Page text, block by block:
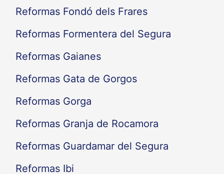
Reformas Fondó dels Frares
Reformas Formentera del Segura
Reformas Gaianes
Reformas Gata de Gorgos
Reformas Gorga
Reformas Granja de Rocamora
Reformas Guardamar del Segura
Reformas Ibi